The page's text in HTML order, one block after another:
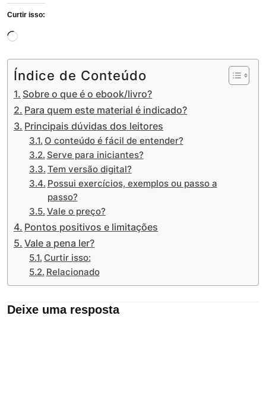
Curtir isso:
Carregando...
Índice de Conteúdo
Sobre o que é o ebook/livro?
Para quem este material é indicado?
Principais dúvidas dos leitores
O conteúdo é fácil de entender?
Serve para iniciantes?
Tem versão digital?
Possui exercícios, exemplos ou passo a
passo?
Vale o preço?
Pontos positivos e limitações
Vale a pena ler?
Curtir isso:
Relacionado
Deixe uma resposta